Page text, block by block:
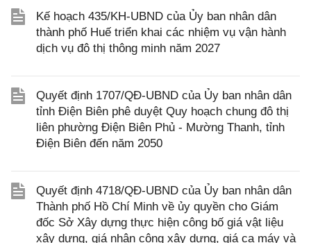
Kế hoạch 435/KH-UBND của Ủy ban nhân dân
thành phố Huế triển khai các nhiệm vụ vận hành
dịch vụ đô thị thông minh năm 2027
Quyết định 1707/QĐ-UBND của Ủy ban nhân dân
tỉnh Điện Biên phê duyệt Quy hoạch chung đô thị
liên phường Điện Biên Phủ - Mường Thanh, tỉnh
Điện Biên đến năm 2050
Quyết định 4718/QĐ-UBND của Ủy ban nhân dân
Thành phố Hồ Chí Minh về ủy quyền cho Giám
đốc Sở Xây dựng thực hiện công bố giá vật liệu
xây dựng, giá nhân công xây dựng, giá ca máy và